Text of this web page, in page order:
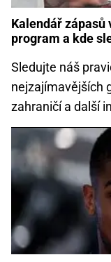
Kalendář zápasů
program a kde
Sledujte náš
nejzajímavějších
zahraničí a další